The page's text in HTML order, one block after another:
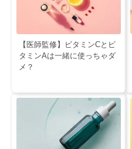
【医師監修】ビタミンCとビ
タミンAは一緒に使っちゃダ
メ？